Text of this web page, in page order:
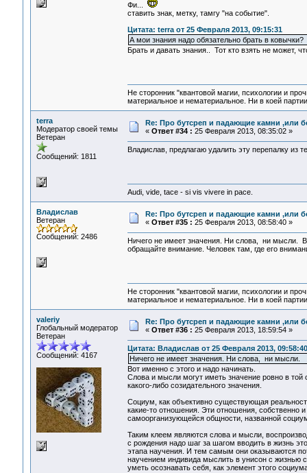
Фи...
ставить знак, метку, тамгу "на событие".
Цитата: terra от 25 Февраля 2013, 09:15:31
А мои знания надо обязательно брать в ковычки?
Брать и давать знания.. Тот кто взять не может,
Не сторонник "квантовой магии, психологии и
материальное и нематериальное. Ни в коей
terra
Модератор своей темы
Ветеран
Сообщений: 1811
Re: Про бутсреп и падающие камни ,или
« Ответ #34 : 25 Февраля 2013, 08:35:02 »
Владислав, предлагаю удалить эту перепалку из
Audi, vide, tace - si vis vivere in pace.
Владислав
Ветеран
Сообщений: 2486
Re: Про бутсреп и падающие камни ,или
« Ответ #35 : 25 Февраля 2013, 08:58:40 »
Ничего не имеет значения. Ни слова, ни мысли.
обращайте внимание. Человек там, где его
Не сторонник "квантовой магии, психологии и
материальное и нематериальное. Ни в коей
valeriy
Глобальный модератор
Ветеран
Сообщений: 4167
Re: Про бутсреп и падающие камни ,или
« Ответ #36 : 25 Февраля 2013, 18:59:54 »
Цитата: Владислав от 25 Февраля 2013, 09:58:40
Ничего не имеет значения. Ни слова, ни мысли.
Вот именно с этого и надо начинать.
Слова и мысли могут иметь значение ровно в
какого-либо созидательного значения.
Социум, как объективно существующая
какие-то отношения. Эти отношения, собственно
самоорганизующейся общности, названной
Таким клеем являются слова и мысли,
с рождения надо шаг за шагом вводить в жизнь
этапа научения. И тем самым они оказываются
научением индивида мыслить в унисон с жизнью
уметь осознавать себя, как элемент этого